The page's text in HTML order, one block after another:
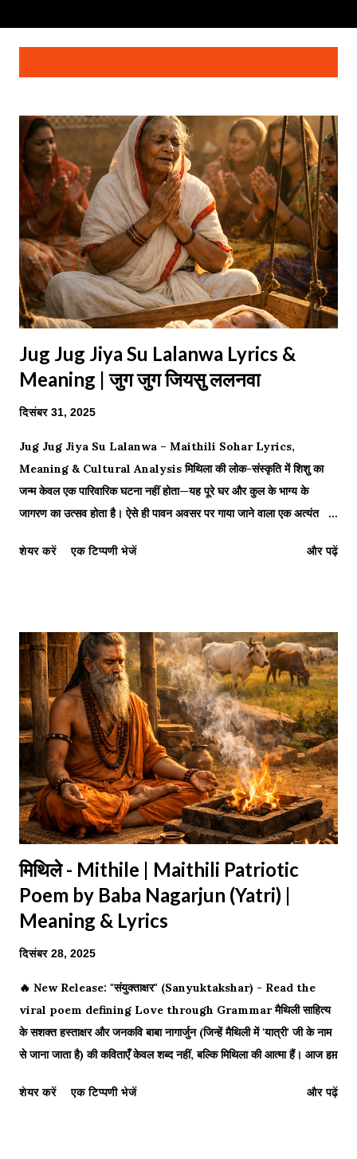
Jug Jug Jiya Su Lalanwa Lyrics &
Meaning | जुग जुग जियसु ललनवा
दिसंबर 31, 2025
Jug Jug Jiya Su Lalanwa – Maithili Sohar Lyrics,
Meaning & Cultural Analysis मिथिला की लोक-संस्कृति में शिशु का
जन्म केवल एक पारिवारिक घटना नहीं होता—यह पूरे घर और कुल के भाग्य के
जागरण का उत्सव होता है। ऐसे ही पावन अवसर पर गाया जाने वाला एक अत्यंत
Jiya Su Lalanwa) । A mother gently blessing her
सामूहिक स्मृति के लिए रचा गया है। मैथिली परंपरा में ललनवा शब्द केवल पुत्र नहीं,
बल्कि नवजात शिशु—पुत्र या पुत्री—दोनों के लिए प्रेम, आशा और वंश-दीपक का
प्रतीक है। मैथिली परंपरा में “सोहर” क्या है? सोहर...
शेयर करें एक टिप्पणी भेजें और पढ़ें
मिथिले - Mithile | Maithili Patriotic
Poem by Baba Nagarjun (Yatri) |
Meaning & Lyrics
दिसंबर 28, 2025
🔥 New Release: "संयुक्ताक्षर" (Sanyuktakshar) - Read the
viral poem defining Love through Grammar मैथिली साहित्य
के सशक्त हस्ताक्षर और जनकवि बाबा नागार्जुन (जिन्हें मैथिली में 'यात्री' जी के नाम
से जाना जाता है) की कविताएँ केवल शब्द नहीं, बल्कि मिथिला की आत्मा हैं। आज हम
इस कविता में 'यात्री' जी ने मिथिला के गौरवशाली अतीत, ऋषियों की तपस्या, विद्वानों
शेयर करें एक टिप्पणी भेजें और पढ़ें